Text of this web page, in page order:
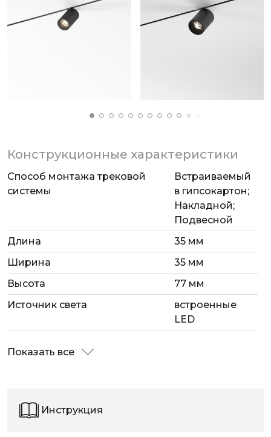
радиусных шинопроводов. Мощность
светильника составляет 8W.
Сферический светильник с матовым
Конструкционные характеристики
Способ монтажа трековой
системы
Встраиваемый
в гипсокартон;
Накладной;
Подвесной
Длина
35 мм
Ширина
35 мм
Высота
77 мм
Источник света
встроенные
LED
Показать все
Инструкция